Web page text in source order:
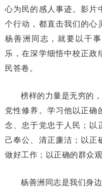
心为民的感人事迹。影片
个行动，都直击我们的心
杨善洲同志，就要以干
乐，在深学细悟中校正政
民答卷。
榜样的力量是无穷的
党性修养。学习他以正
念、忠于党忠于人民；以
己奉公、清正廉洁；以正
做好工作；以正确的群众
杨善洲同志是我们身